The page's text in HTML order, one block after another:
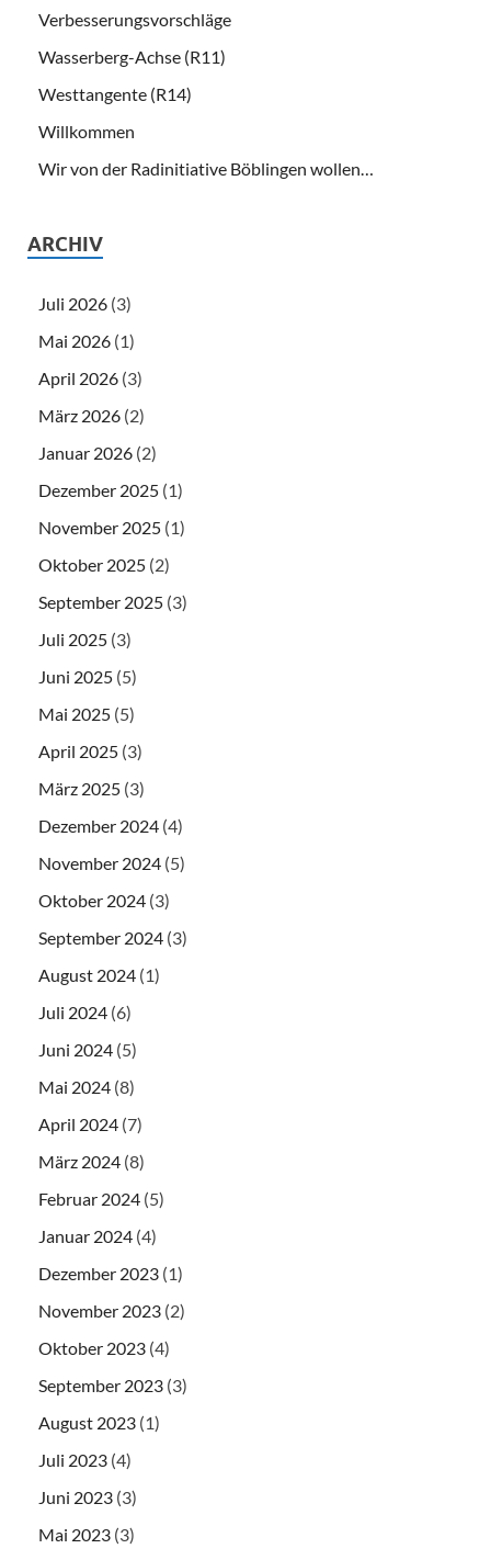
Verbesserungsvorschläge
Wasserberg-Achse (R11)
Westtangente (R14)
Willkommen
Wir von der Radinitiative Böblingen wollen…
ARCHIV
Juli 2026 (3)
Mai 2026 (1)
April 2026 (3)
März 2026 (2)
Januar 2026 (2)
Dezember 2025 (1)
November 2025 (1)
Oktober 2025 (2)
September 2025 (3)
Juli 2025 (3)
Juni 2025 (5)
Mai 2025 (5)
April 2025 (3)
März 2025 (3)
Dezember 2024 (4)
November 2024 (5)
Oktober 2024 (3)
September 2024 (3)
August 2024 (1)
Juli 2024 (6)
Juni 2024 (5)
Mai 2024 (8)
April 2024 (7)
März 2024 (8)
Februar 2024 (5)
Januar 2024 (4)
Dezember 2023 (1)
November 2023 (2)
Oktober 2023 (4)
September 2023 (3)
August 2023 (1)
Juli 2023 (4)
Juni 2023 (3)
Mai 2023 (3)